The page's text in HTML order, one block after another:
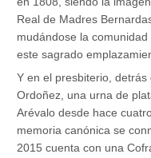
Real de Madres
mudándose la
este sagrado
Y en el presbiterio,
Ordoñez, una urna de
Arévalo desde hace
memoria canónica se
2015 cuenta con una